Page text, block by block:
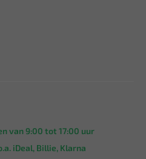
van 9:00 tot 17:00 uur
iDeal, Billie, Klarna